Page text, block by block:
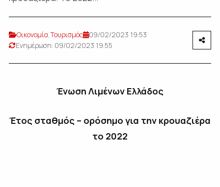
Οικονομία,Τουρισμός
09/02/2023 19:53
Ενημέρωση: 09/02/2023 19:55
Ένωση Λιμένων Ελλάδος
Έτος σταθμός – ορόσημο για την κρουαζιέρα
το 2022